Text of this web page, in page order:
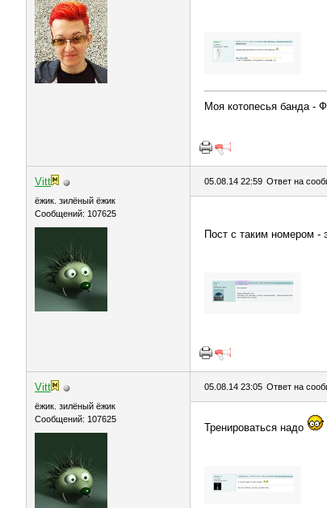
Моя котопесья банда -
Vitt
ёжик. зилёный ёжик
Сообщений: 107625
05.08.14 22:59 Ответ на
Пост с таким номером -
Vitt
ёжик. зилёный ёжик
Сообщений: 107625
05.08.14 23:05 Ответ на
Тренироваться надо